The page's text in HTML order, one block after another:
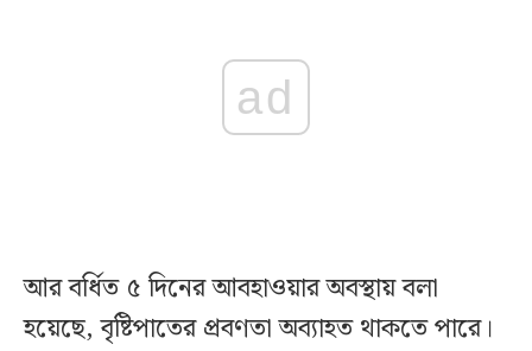
ad
আর বর্ধিত ৫ দিনের আবহাওয়ার অবস্থায় বলা
হয়েছে, বৃষ্টিপাতের প্রবণতা অব্যাহত থাকতে পারে।